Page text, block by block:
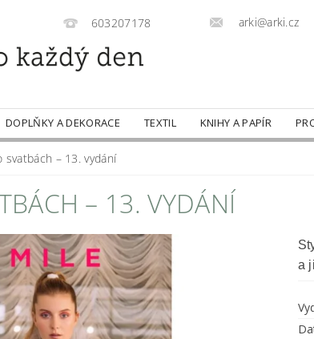
603207178 arki@arki.cz
DOPLŇKY A DEKORACE TEXTIL KNIHY A PAPÍR
svatbách – 13. vydání
– 13. VYDÁNÍ
a